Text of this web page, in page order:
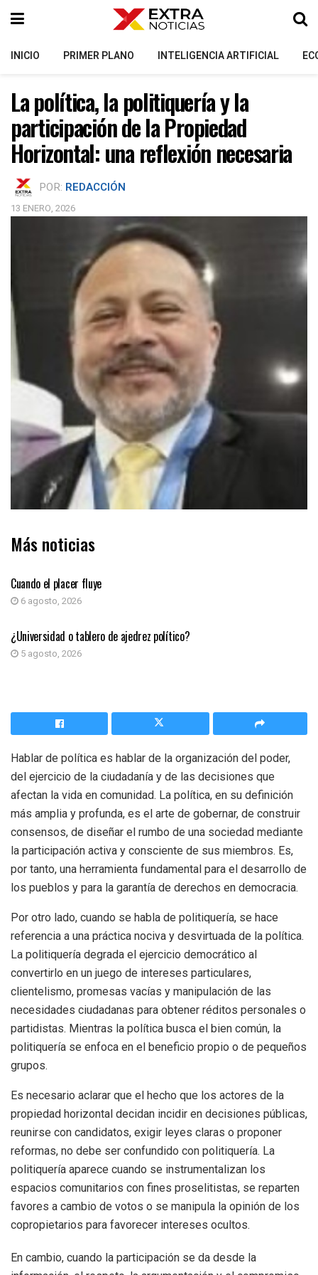
INICIO PRIMER PLANO INTELIGENCIA ARTIFICIAL
La política, la politiquería y la
participación de la Propiedad
Horizontal: una reflexión necesaria
POR: REDACCIÓN
13 ENERO, 2026
Más noticias
Cuando el placer fluye
6 agosto, 2026
COLUMNA DE OPINIÓN
¿Universidad o tablero de ajedrez político?
5 agosto, 2026
Hablar de política es hablar de la organización del poder,
del ejercicio de la ciudadanía y de las decisiones que
afectan la vida en comunidad. La política, en su definición
más amplia y profunda, es el arte de gobernar, de construir
consensos, de diseñar el rumbo de una sociedad mediante
la participación activa y consciente de sus miembros. Es,
por tanto, una herramienta fundamental para el desarrollo de
los pueblos y para la garantía de derechos en democracia.
Por otro lado, cuando se habla de politiquería, se hace
referencia a una práctica nociva y desvirtuada de la política.
La politiquería degrada el ejercicio democrático al
convertirlo en un juego de intereses particulares,
clientelismo, promesas vacías y manipulación de las
necesidades ciudadanas para obtener réditos personales o
partidistas. Mientras la política busca el bien común, la
politiquería se enfoca en el beneficio propio o de pequeños
grupos.
Es necesario aclarar que el hecho que los actores de la
propiedad horizontal decidan incidir en decisiones públicas,
reunirse con candidatos, exigir leyes claras o proponer
reformas, no debe ser confundido con politiquería. La
politiquería aparece cuando se instrumentalizan los
espacios comunitarios con fines proselitistas, se reparten
favores a cambio de votos o se manipula la opinión de los
copropietarios para favorecer intereses ocultos.
En cambio, cuando la participación se da desde la